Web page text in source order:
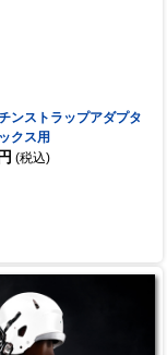
ンストラップアダプタ
クス用
(税込)